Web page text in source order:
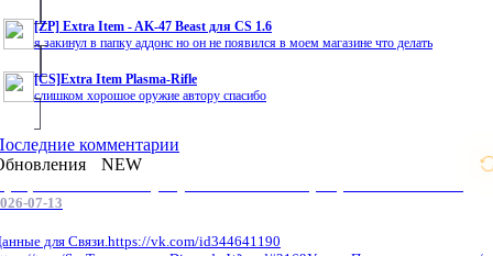
[ZP] Extra Item - AK-47 Beast для CS 1.6
я закинул в папку аддонс но он не появился в моем магазине что делать
[CS]Extra Item Plasma-Rifle
слишком хорошое оружие автору спасибо
комментарии
NEW
07-13
для Связи.https://vk.com/id344641190